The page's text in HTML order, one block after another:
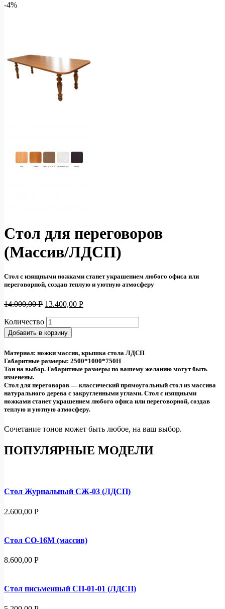
-4%
Стол для переговоров
(Массив/ЛДСП)
Стол с изящными ножками станет украшением любого офиса или
переговорной, создав теплую и уютную атмосферу
14.000,00Р 13.400,00 Р
Количество
Добавить в корзину
Материал: ножки массив, крышка стола ЛДСП
Габаритные размеры: 2500*1000*750Н
Тон на выбор. Габаритные размеры по вашему желанию могут быть
изменены.
Стол для переговоров — классический прямоугольный стол из массива
натурального дерева с закругленными углами. Стол с изящными
ножками станет украшением любого офиса или переговорной, создав
теплую и уютную атмосферу.
Сочетание тонов может быть любое, на ваш выбор.
ПОПУЛЯРНЫЕ МОДЕЛИ
Стол Журнальный СЖ-03 (ЛДСП)
2.600,00 Р
Стол СО-16М (массив)
8.600,00 Р
Стол письменный СП-01-01 (ЛДСП)